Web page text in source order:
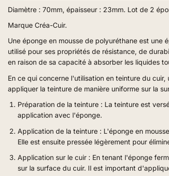
Diamètre : 70mm, épaisseur : 23mm. Lot de 2
Marque Créa-Cuir.
Une éponge en mousse de polyuréthane est
utilisé pour ses propriétés de résistance, de
en raison de sa capacité à absorber les liquides
En ce qui concerne l'utilisation en teinture du
appliquer la teinture de manière uniforme sur la
Préparation de la teinture : La teinture est
application avec l'éponge.
Application de la teinture : L'éponge en
Elle est ensuite pressée légèrement pour
Application sur le cuir : En tenant l'éponge
sur la surface du cuir. Il est important